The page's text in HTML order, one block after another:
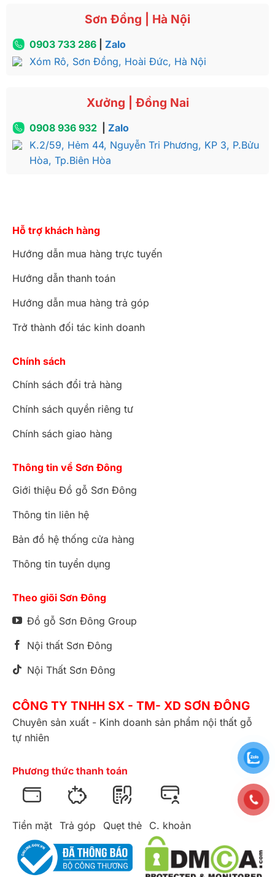
Bàn trang trí đại sảnh gỗ gõ đỏ BATTT038
5 năm, bảo trì trọn đời sản phẩm.
Ngoài ra tại các showroom Sơn Đông còn đang sở
hữu hàng trăm mẫu bàn ăn cực đẳng cấp khác, đáp
ứng trọn vẹn mọi nhu cầu từ phía khách hàng.
Sơn Đồng | Hà Nội
0903 733 286| Zalo
Xóm Rô, Sơn Đồng, Hoài Đức, Hà Nội
Xưởng | Đồng Nai
0908 936 932
Zalo
K.2/59, Hẻm 44, Nguyễn Tri Phương, KP 3, P.Bửu
Hòa, Tp.Biên Hòa
Hỗ trợ khách hàng
Hướng dẫn mua hàng trực tuyến
Hướng dẫn thanh toán
Hướng dẫn mua hàng trả góp
Trở thành đối tác kinh doanh
Chính sách
Chính sách đổi trả hàng
Chính sách quyền riêng tư
Chính sách giao hàng
Thông tin về Sơn Đông
Giới thiệu Đồ gỗ Sơn Đông
Thông tin liên hệ
Bản đồ hệ thống cửa hàng
Thông tin tuyển dụng
Theo giõi Sơn Đông
Đồ gỗ Sơn Đông Group
Nội thất Sơn Đông
Nội Thất Sơn Đông
CÔNG TY TNHH SX - TM- XD SƠN ĐÔNG
Chuyên sản xuất - Kinh doanh sản phẩm nội thất gỗ
tự nhiên
Phương thức thanh toán
Tiền mặt Trả góp Quẹt thẻ C. khoản